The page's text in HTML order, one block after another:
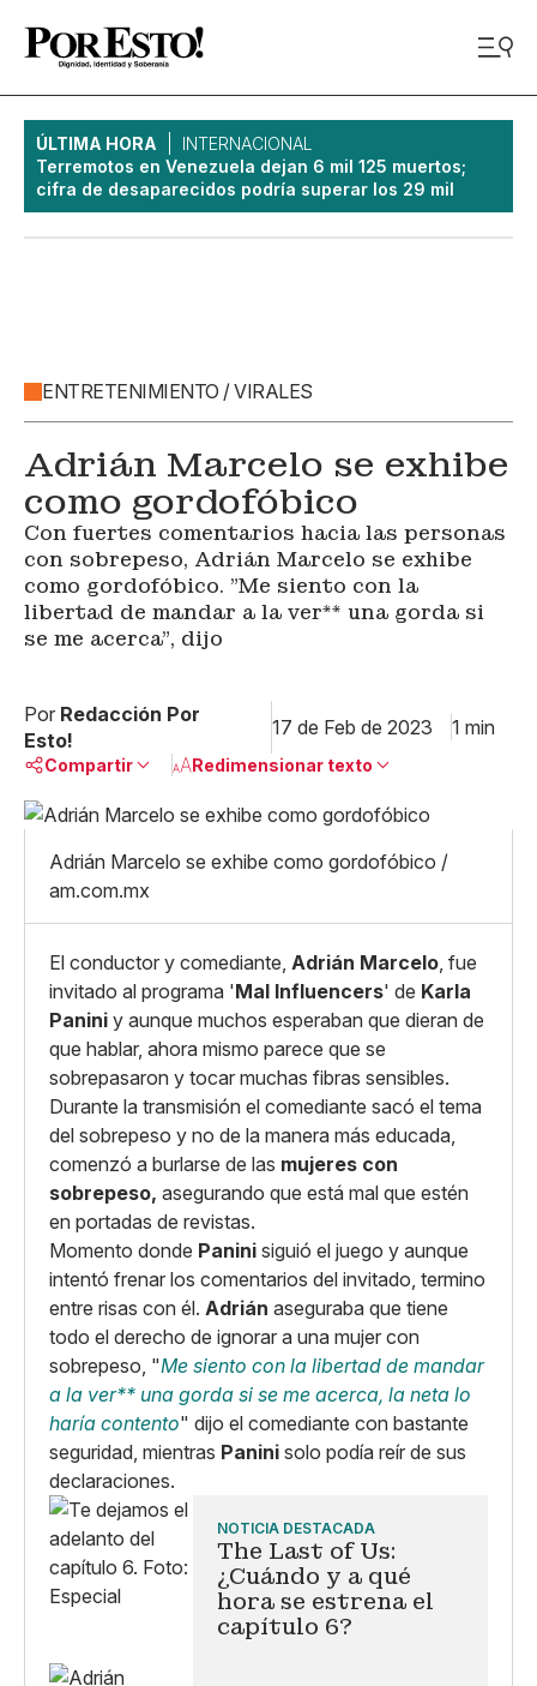
ÚLTIMA HORA
INTERNACIONAL
Terremotos en Venezuela dejan 6 mil 125 muertos;
cifra de desaparecidos podría superar los 29 mil
ENTRETENIMIENTO / VIRALES
Adrián Marcelo se exhibe
como gordofóbico
Con fuertes comentarios hacia las personas
con sobrepeso, Adrián Marcelo se exhibe
como gordofóbico. "Me siento con la
libertad de mandar a la ver** una gorda si
se me acerca", dijo
Por Redacción Por
Esto!
17 de Feb de 2023 1 min
Compartir
Facebook
X
Copiar enlace
Redimensionar texto
Mediano
Adrián Marcelo se exhibe como gordofóbico /
am.com.mx
El conductor y comediante, Adrián Marcelo, fue
invitado al programa 'Mal Influencers' de Karla
Panini y aunque muchos esperaban que dieran de
que hablar, ahora mismo parece que se
sobrepasaron y tocar muchas fibras sensibles.
Durante la transmisión el comediante sacó el tema
del sobrepeso y no de la manera más educada,
comenzó a burlarse de las mujeres con
sobrepeso, asegurando que está mal que estén
en portadas de revistas.
Momento donde Panini siguió el juego y aunque
intentó frenar los comentarios del invitado, termino
entre risas con él. Adrián aseguraba que tiene
todo el derecho de ignorar a una mujer con
sobrepeso, "Me siento con la libertad de mandar
a la ver** una gorda si se me acerca, la neta lo
haría contento" dijo el comediante con bastante
seguridad, mientras Panini solo podía reír de sus
declaraciones.
NOTICIA DESTACADA
The Last of Us:
¿Cuándo y a qué
hora se estrena el
capítulo 6?